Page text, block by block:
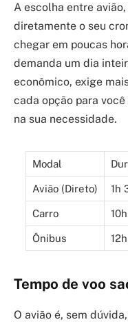
A escolha entre
diretamente o seu
chegar em poucas
demanda um dia
econômico, exige
cada opção para
na sua necessidade.
Modal
Avião (Direto) 1h
Carro
Ônibus
Tempo de voo
O avião é, sem